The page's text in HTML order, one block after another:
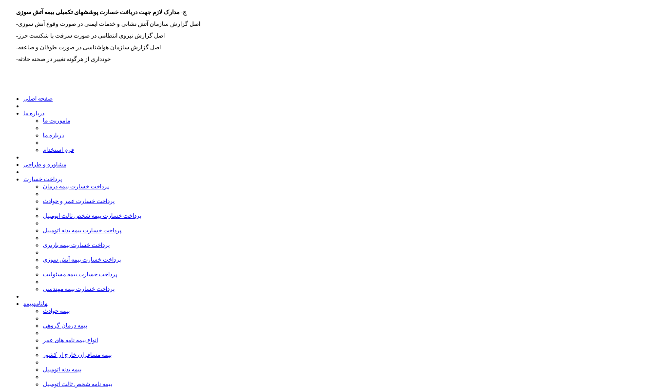
ج- مدارک لازم جهت دریافت خسارت پوششهای تکمیلی بیمه آتش سوزی
-اصل گزارش سازمان آتش نشانی و خدمات ایمنی در صورت وقوع آتش سوزی
-اصل گزارش نیروی انتظامی در صورت سرقت با شکست حرز
-اصل گزارش سازمان هواشناسی در صورت طوفان و صاعقه
-خودداری از هرگونه تغییر در صحنه حادثه
صفحه اصلی
درباره ما
ماموریت ما
درباره ما
فرم استخدام
مشاوره و طراحی
پرداخت خسارت
پرداخت خسارت بیمه درمان
پرداخت خسارت عمر و حوادث
پرداخت خسارت بیمه شخص ثالث اتومبیل
پرداخت خسارت بیمه بدنه اتومبیل
پرداخت خسارت بیمه باربری
پرداخت خسارت بیمه آتش سوزی
پرداخت خسارت بیمه مسئولیت
پرداخت خسارت بیمه مهندسی
بیمه‎نامه‎ها
بیمه حوادث
بیمه درمان گروهی
انواع بیمه نامه های عمر
بیمه مسافران خارج از كشور
بیمه بدنه اتومبیل
بیمه نامه شخص ثالث اتومبیل